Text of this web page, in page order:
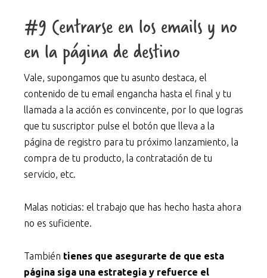
#9 Centrarse en los emails y no
en la página de destino
Vale, supongamos que tu asunto destaca, el
contenido de tu email engancha hasta el final y tu
llamada a la acción es convincente, por lo que logras
que tu suscriptor pulse el botón que lleva a la
página de registro para tu próximo lanzamiento, la
compra de tu producto, la contratación de tu
servicio, etc.
Malas noticias: el trabajo que has hecho hasta ahora
no es suficiente.
También tienes que asegurarte de que esta
página siga una estrategia y refuerce el